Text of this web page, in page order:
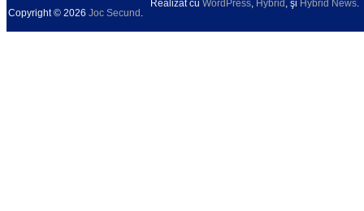
Copyright © 2026 Joc Secund .
Realizat cu WordPress, Hybrid , şi Hybrid News.